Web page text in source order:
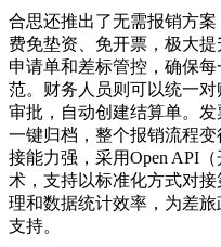
合思还推出了无需报销方
费免垫资、免开票，极大
申请单和差标管控，确保
范。财务人员则可以统一
审批，自动创建结算单。
一键归档，整个报销流程
接能力强，采用Open API
术，支持以标准化方式对
理和数据统计效率，为差
支持。